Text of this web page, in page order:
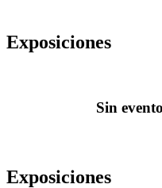
Exposiciones
Sin
Exposiciones